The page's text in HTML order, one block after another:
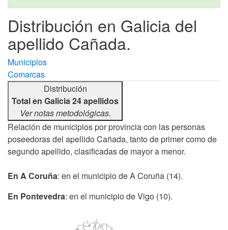
Distribución en Galicia del
apellido Cañada.
Municipios
Comarcas
Distribución
Total en Galicia 24 apellidos
Ver notas metodológicas.
Relación de municipios por provincia con las personas
poseedoras del apellido Cañada, tanto de primer como de
segundo apellido, clasificadas de mayor a menor.
En A Coruña: en el municipio de A Coruña (14).
En Pontevedra: en el municipio de Vigo (10).